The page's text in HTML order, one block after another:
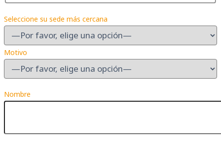
Seleccione su sede más cercana
Motivo
Nombre